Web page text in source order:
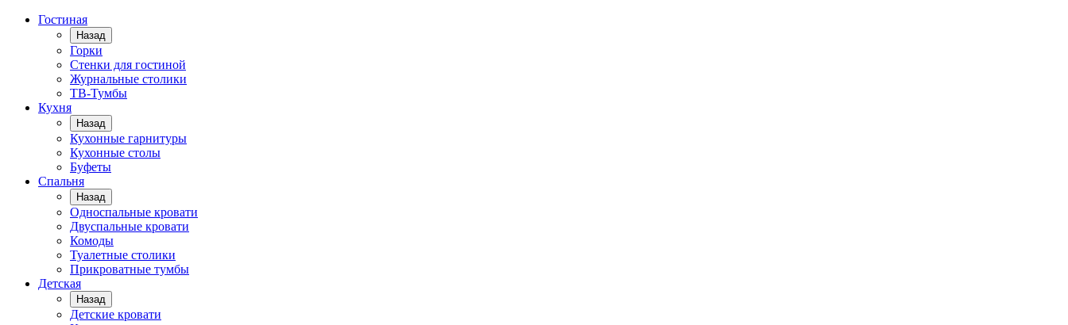
Гостиная
Назад
Горки
Стенки для гостиной
Журнальные столики
TВ-Тумбы
Кухня
Назад
Кухонные гарнитуры
Кухонные столы
Буфеты
Спальня
Назад
Односпальные кровати
Двуспальные кровати
Комоды
Туалетные столики
Прикроватные тумбы
Детская
Назад
Детские кровати